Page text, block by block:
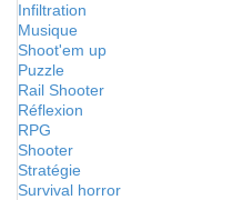
Infiltration
Musique
Shoot'em up
Puzzle
Rail Shooter
Réflexion
RPG
Shooter
Stratégie
Survival horror